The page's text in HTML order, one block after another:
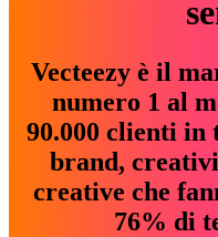
Vecteezy è il
numero 1 al
90.000 clienti in
brand,
creative che
76% di